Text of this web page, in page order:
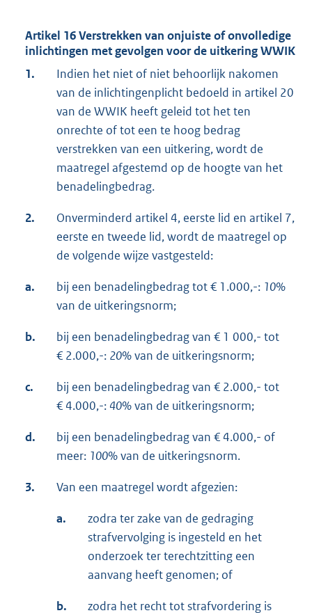
Artikel 16 Verstrekken van onjuiste of onvolledige
inlichtingen met gevolgen voor de uitkering WWIK
1.
Indien het niet of niet behoorlijk nakomen
van de inlichtingenplicht bedoeld in artikel 20
van de WWIK heeft geleid tot het ten
onrechte of tot een te hoog bedrag
verstrekken van een uitkering, wordt de
maatregel afgestemd op de hoogte van het
benadelingbedrag.
2.
Onverminderd artikel 4, eerste lid en artikel 7,
eerste en tweede lid, wordt de maatregel op
de volgende wijze vastgesteld:
a. bij een benadelingbedrag tot € 1.000,-: 10%
van de uitkeringsnorm;
b.
bij een benadelingbedrag van € 1 000,- tot
€ 2.000,-: 20%van de uitkeringsnorm;
c.
bij een benadelingbedrag van € 2.000,- tot
€ 4.000,-: 40%van de uitkeringsnorm;
d.
bij een benadelingbedrag van € 4.000,- of
meer: 100%van de uitkeringsnorm.
3. Van een maatregel wordt afgezien:
a.
zodra ter zake van de gedraging
strafvervolging is ingesteld en het
onderzoek ter terechtzitting een
aanvang heeft genomen; of
b. zodra het recht tot strafvordering is